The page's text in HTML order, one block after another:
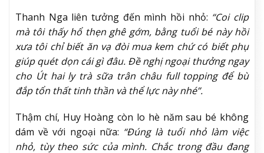
Thanh Nga liên tưởng đến mình hồi nhỏ: “Coi clip
mà tôi thấy hổ thẹn ghê gớm, bằng tuổi bé này hồi
xưa tôi chỉ biết ăn vạ đòi mua kem chứ có biết phụ
giúp quét dọn cái gì đâu. Đề nghị ngoại thưởng ngay
cho Út hai ly trà sữa trân châu full topping để bù
đắp tổn thất tinh thần và thể lực này nhé”.
Thậm chí, Huy Hoàng còn lo hè năm sau bé không
dám về với ngoại nữa: “Đúng là tuổi nhỏ làm việc
nhỏ, tùy theo sức của mình. Chắc trong đầu đang